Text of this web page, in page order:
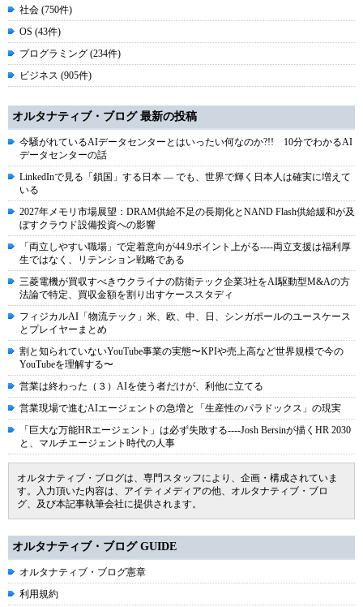
社会 (750件)
OS (43件)
プログラミング (234件)
ビジネス (905件)
オルタナティブ・ブログ 最新の投稿
今騒がれているAIデータセンターとはいったい何なのか?!! 10分でわかるAI
データセンターの話
LinkedInで見る「鎖国」する日本 ― でも、世界で輝く日本人は確実に増えて
いる
2027年メモリ市場展望：DRAM供給不足の長期化とNAND Flash供給緩和が及
ぼすクラウド設備投資への影響
「両立しやすい職場」で定着意向が44.9ポイント上がる----両立支援は福利厚
生ではなく、リテンション戦略である
三菱電機が買収すべきウクライナの防衛テック企業3社をAI駆動型M&Aの方
法論で特定、買収金額を割り出すケーススタディ
フィジカルAI「物流テック」米、欧、中、日、シンガポールのユースケース
とプレイヤーまとめ
割と知られていないYouTube事業の実態〜KPIや売上高など世界規模で今の
YouTubeを理解する〜
営業は終わった（３）AIを使う者だけが、利他に立てる
営業現場で進むAIエージェントの急増と「生産性のパラドックス」の現実
「巨大な万能HRエージェント」は必ず失敗する----Josh Bersinが描くHR 2030
と、マルチエージェント時代の人事
オルタナティブ・ブログは、専門スタッフにより、企画・構成されていま
す。入力頂いた内容は、アイティメディアの他、オルタナティブ・ブロ
グ、及び本記事執筆会社に提供されます。
オルタナティブ・ブログ GUIDE
オルタナティブ・ブログ憲章
利用規約